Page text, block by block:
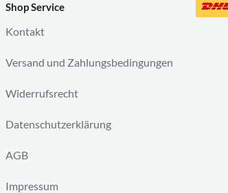
Shop Service
Kontakt
Versand und Zahlungsbedingungen
Widerrufsrecht
Datenschutzerklärung
AGB
Impressum